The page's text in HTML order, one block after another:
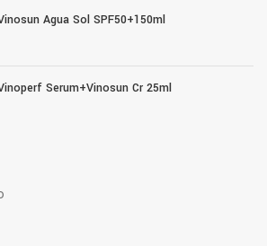
Agua Sol SPF50+150ml
Serum+Vinosun Cr 25ml